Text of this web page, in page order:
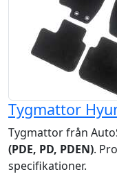
Tygmattor
Tygmattor från
(PDE, PD, PDEN).
specifikationer.